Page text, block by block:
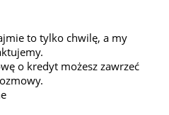
to tylko chwilę, a my
o kredyt możesz zawrzeć